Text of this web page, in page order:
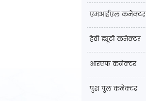
एमआईएल कनेक्टर
हेवी ड्यूटी कनेक्टर
आरएफ कनेक्टर
पुश पुल कनेक्टर